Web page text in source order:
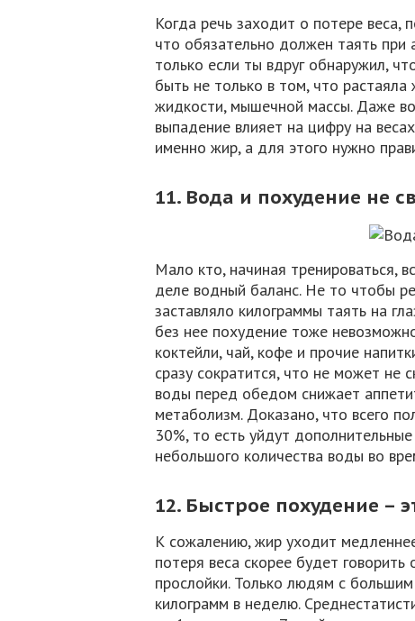
Когда речь заходит о потере веса,
что обязательно должен таять при
только если ты вдруг обнаружил,
быть не только в том, что
жидкости, мышечной массы. Даже
выпадение влияет на цифру на
именно жир, а для этого нужно
11. Вода и похудение не
Мало кто, начиная тренироваться,
деле водный баланс. Не то чтобы
заставляло килограммы таять на
без нее похудение тоже
коктейли, чай, кофе и прочие
сразу сократится, что не может не
воды перед обедом снижает
метаболизм. Доказано, что всего
30%, то есть уйдут
небольшого количества воды во
12. Быстрое похудение –
К сожалению, жир уходит
потеря веса скорее будет
прослойки. Только людям с
килограмм в неделю.